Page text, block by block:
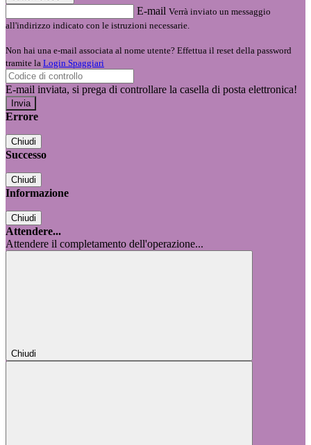
E-mail Verrà inviato un messaggio
all'indirizzo indicato con le istruzioni necessarie.
Non hai una e-mail associata al nome utente? Effettua il reset della password
tramite la Login Spaggiari
E-mail inviata, si prega di controllare la casella di posta elettronica!
Errore
Chiudi
Successo
Chiudi
Informazione
Chiudi
Attendere...
Attendere il completamento dell'operazione...
Chiudi